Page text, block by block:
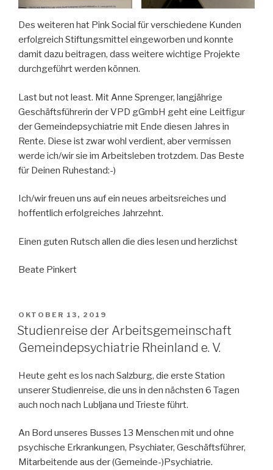
Des weiteren hat Pink Social für verschiedene Kunden
erfolgreich Stiftungsmittel eingeworben und konnte
damit dazu beitragen, dass weitere wichtige Projekte
durchgeführt werden können.
Last but not least. Mit Anne Sprenger, langjährige
Geschäftsführerin der VPD gGmbH geht eine Leitfigur
der Gemeindepsychiatrie mit Ende diesen Jahres in
Rente. Diese ist zwar wohl verdient, aber vermissen
werde ich/wir sie im Arbeitsleben trotzdem. Das Beste
für Deinen Ruhestand:-)
Ich/wir freuen uns auf ein neues arbeitsreiches und
hoffentlich erfolgreiches Jahrzehnt.
Einen guten Rutsch allen die dies lesen und herzlichst
Beate Pinkert
VERÖFFENTLICHT
AM
OKTOBER 13, 2019
Studienreise der Arbeitsgemeinschaft
Gemeindepsychiatrie Rheinland e. V.
Heute geht es los nach Salzburg, die erste Station
unserer Studienreise, die uns in den nächsten 6 Tagen
auch noch nach Lubljana und Trieste führt.
An Bord unseres Busses 13 Menschen mit und ohne
psychische Erkrankungen, Psychiater, Geschäftsführer,
Mitarbeitende aus der (Gemeinde-)Psychiatrie.